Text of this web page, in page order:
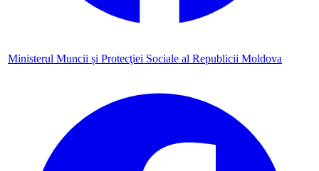
Ministerul Muncii și Protecţiei Sociale al Republicii Moldova